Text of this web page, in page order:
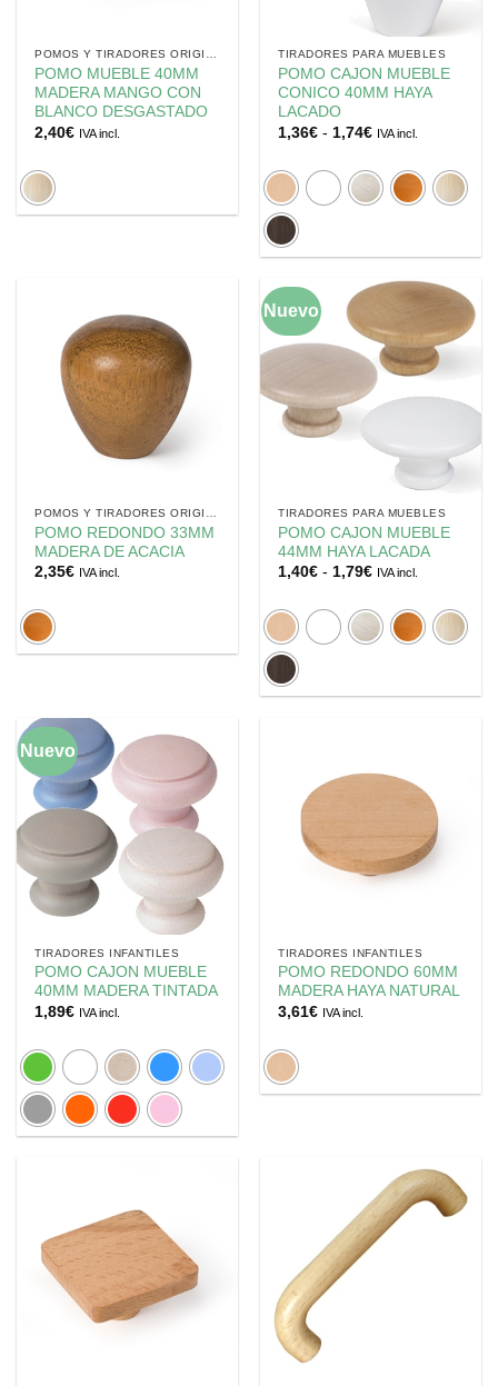
POMOS Y TIRADORES ORIGINALES
POMO MUEBLE 40MM
MADERA MANGO CON
BLANCO DESGASTADO
2,40€ IVA incl.
TIRADORES PARA MUEBLES
POMO CAJON MUEBLE
CONICO 40MM HAYA
LACADO
1,36€ - 1,74€Rango
desde
1,36€
hasta
IVA incl.
POMO REDONDO 33MM
MADERA DE ACACIA
2,35€ IVA incl.
Nuevo
TIRADORES PARA MUEBLES
POMO CAJON MUEBLE
44MM HAYA LACADA
1,40€ - 1,79€Rango
desde
1,40€
hasta
IVA incl.
Nuevo
TIRADORES INFANTILES
POMO CAJON MUEBLE
40MM MADERA TINTADA
1,89€ IVA incl.
TIRADORES INFANTILES
POMO REDONDO 60MM
MADERA HAYA NATURAL
3,61€ IVA incl.